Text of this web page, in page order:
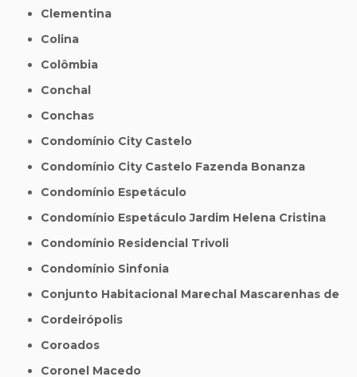
Clementina
Colina
Colômbia
Conchal
Conchas
Condomínio City Castelo
Condomínio City Castelo Fazenda Bonanza
Condomínio Espetáculo
Condomínio Espetáculo Jardim Helena Cristina
Condomínio Residencial Trivoli
Condomínio Sinfonia
Conjunto Habitacional Marechal Mascarenhas de
Cordeirópolis
Coroados
Coronel Macedo